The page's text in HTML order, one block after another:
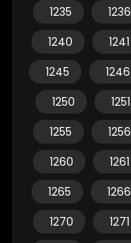
1235
1236
1240
1241
1245
1246
1250
1251
1255
1256
1260
1261
1265
1266
1270
1271